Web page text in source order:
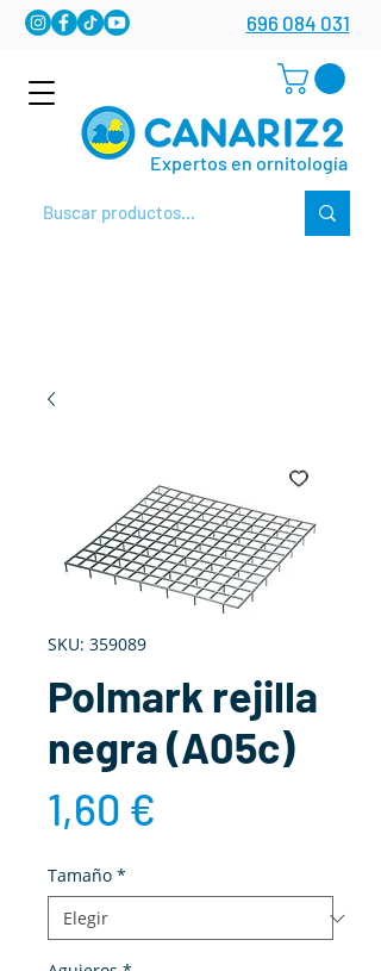
Expertos en ornitología
696 084 031
SKU: 359089
Polmark rejilla
negra (A05c)
1,60 €
Tamaño *